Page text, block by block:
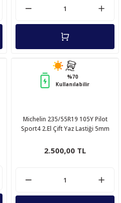
%70
Kullanılabilir
Michelin 235/55R19 105Y Pilot
Sport4 2.El Çift Yaz Lastiği 5mm
2.500,00 TL